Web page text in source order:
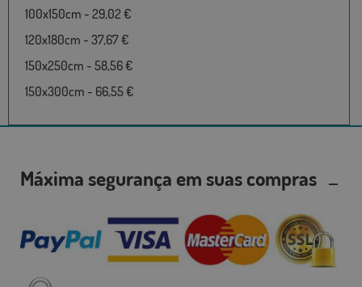
100x150cm - 29,02 €
120x180cm - 37,67 €
150x250cm - 58,56 €
150x300cm - 66,55 €
Máxima segurança em suas compras